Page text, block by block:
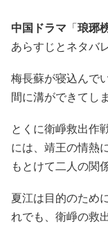
中国ドラマ 「 琅琊
あらすじとネタバ
梅長蘇が寝込んで
間に溝ができてし
とくに衛崢救出作
には、靖王の情熱
もとけて二人の関
夏江は目的のため
れでも、衛崢の救